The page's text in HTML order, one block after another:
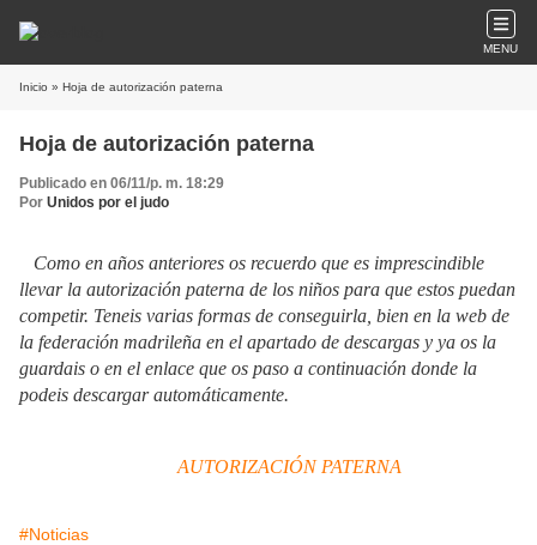
MENU
Inicio » Hoja de autorización paterna
Hoja de autorización paterna
Publicado en 06/11/p. m. 18:29
Por Unidos por el judo
Como en años anteriores os recuerdo que es imprescindible
llevar la autorización paterna de los niños para que estos puedan
competir. Teneis varias formas de conseguirla, bien en la web de
la federación madrileña en el apartado de descargas y ya os la
guardais o en el enlace que os paso a continuación donde la
podeis descargar automáticamente.
AUTORIZACIÓN PATERNA
#Noticias